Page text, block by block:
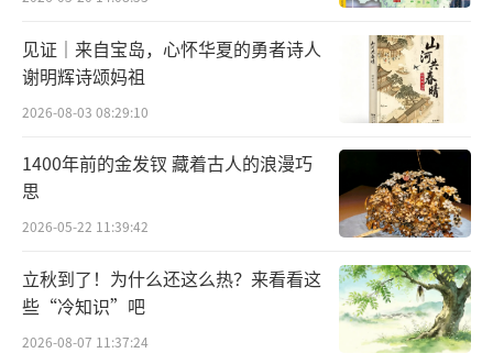
可以成为良好关系的一个例子，
from different regions, with different statu
s, different size,
在不同地区、不同地位、不同大小的国家之
but at the same time, we found common gr
ound in many areas and best supporting ea
见证｜来自宝岛，心怀华夏的勇者诗人
谢明辉诗颂妈祖
2026-08-03 08:29:10
1400年前的金发钗 藏着古人的浪漫巧
思
2026-05-22 11:39:42
立秋到了！为什么还这么热？来看看这
些“冷知识”吧
2026-08-07 11:37:24